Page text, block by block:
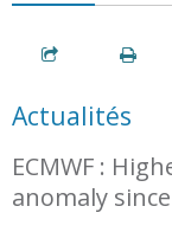
Actualités
ECMWF :
anomaly